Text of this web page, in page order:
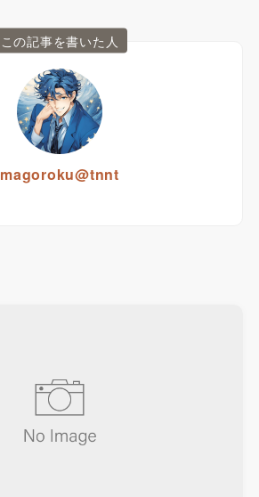
この記事を書いた人
magoroku@tnnt